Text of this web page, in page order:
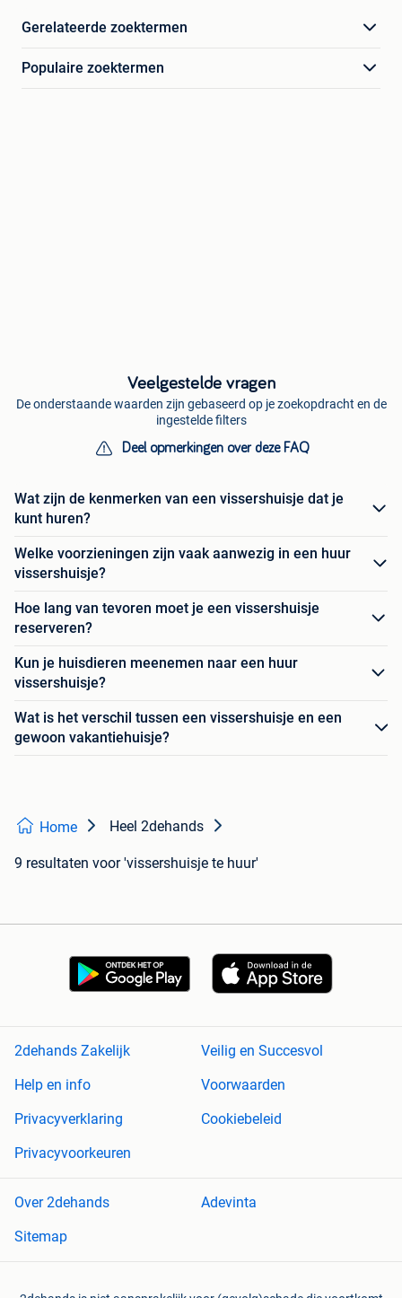
Gerelateerde zoektermen
Populaire zoektermen
Veelgestelde vragen
De onderstaande waarden zijn gebaseerd op je zoekopdracht en de
ingestelde filters
Deel opmerkingen over deze FAQ
Wat zijn de kenmerken van een vissershuisje dat je
kunt huren?
Welke voorzieningen zijn vaak aanwezig in een huur
vissershuisje?
Hoe lang van tevoren moet je een vissershuisje
reserveren?
Kun je huisdieren meenemen naar een huur
vissershuisje?
Wat is het verschil tussen een vissershuisje en een
gewoon vakantiehuisje?
Home Heel 2dehands
9 resultaten voor 'vissershuisje te huur'
2dehands Zakelijk
Veilig en Succesvol
Help en info
Voorwaarden
Privacyverklaring
Cookiebeleid
Privacyvoorkeuren
Over 2dehands
Adevinta
Sitemap